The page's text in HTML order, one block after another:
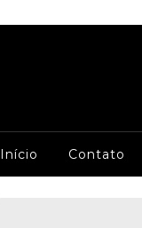
Início Contato